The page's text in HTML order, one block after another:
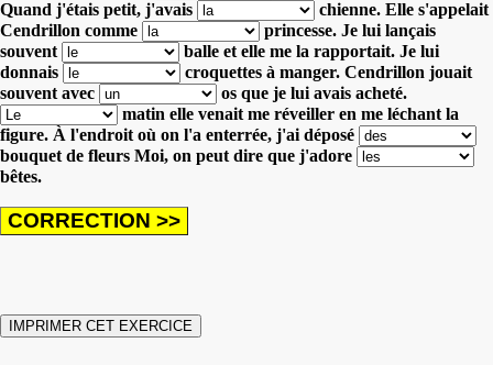
Quand j'étais petit, j'avais
chienne. Elle s'appelait
Cendrillon comme
princesse. Je lui lançais
souvent
balle et elle me la rapportait. Je lui
donnais
croquettes à manger. Cendrillon jouait
souvent avec
os que je lui avais acheté.
matin elle venait me réveiller en me léchant la
figure. À l'endroit où on l'a enterrée, j'ai déposé
bouquet de fleurs Moi, on peut dire que j'adore
bêtes.